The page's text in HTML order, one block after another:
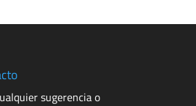
sugerencia o